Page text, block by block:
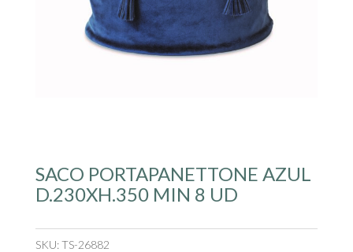
SACO PORTAPANETTONE AZUL
D.230XH.350 MIN 8 UD
SKU:TS-26882